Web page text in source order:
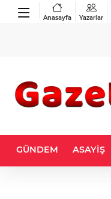
Anasayfa Yazarlar
GÜNDEM ASAYİŞ